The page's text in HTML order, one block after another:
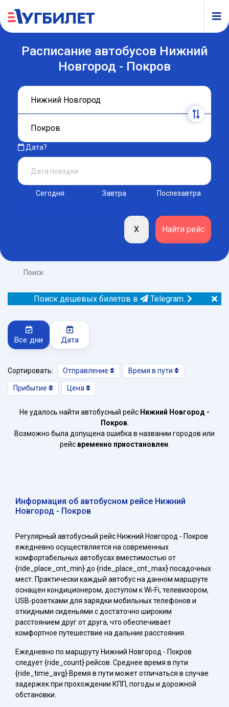
Расписание автобусов Нижний
Новгород - Покров
Дата?
Сегодня Завтра Послезавтра
Поиск
Поиск дешевых билетов в Telegram.
Все дни Дата
Сортировать: Отправление Время в пути
Прибытие Цена
Не удалось найти автобусный рейс Нижний Новгород -
Покров.
Возможно была допущена ошибка в названии городов или
рейс временно приостановлен
Информация об автобусном рейсе Нижний
Новгород - Покров
Регулярный автобусный рейс Нижний Новгород - Покров
ежедневно осуществляется на современных
комфортабельных автобусах вместимостью от
{ride_place_cnt_min} до {ride_place_cnt_max} посадочных
мест. Практически каждый автобус на данном маршруте
оснащен кондиционером, доступом к Wi-Fi, телевизором,
USB-розетками для зарядки мобильных телефонов и
откидными сиденьями с достаточно широким
расстоянием друг от друга, что обеспечивает
комфортное путешествие на дальние расстояния.
Ежедневно по маршруту Нижний Новгород - Покров
следует {ride_count} рейсов. Среднее время в пути
{ride_time_avg} Время в пути может отличаться в случае
задержек при прохождении КПП, погоды и дорожной
обстановки.